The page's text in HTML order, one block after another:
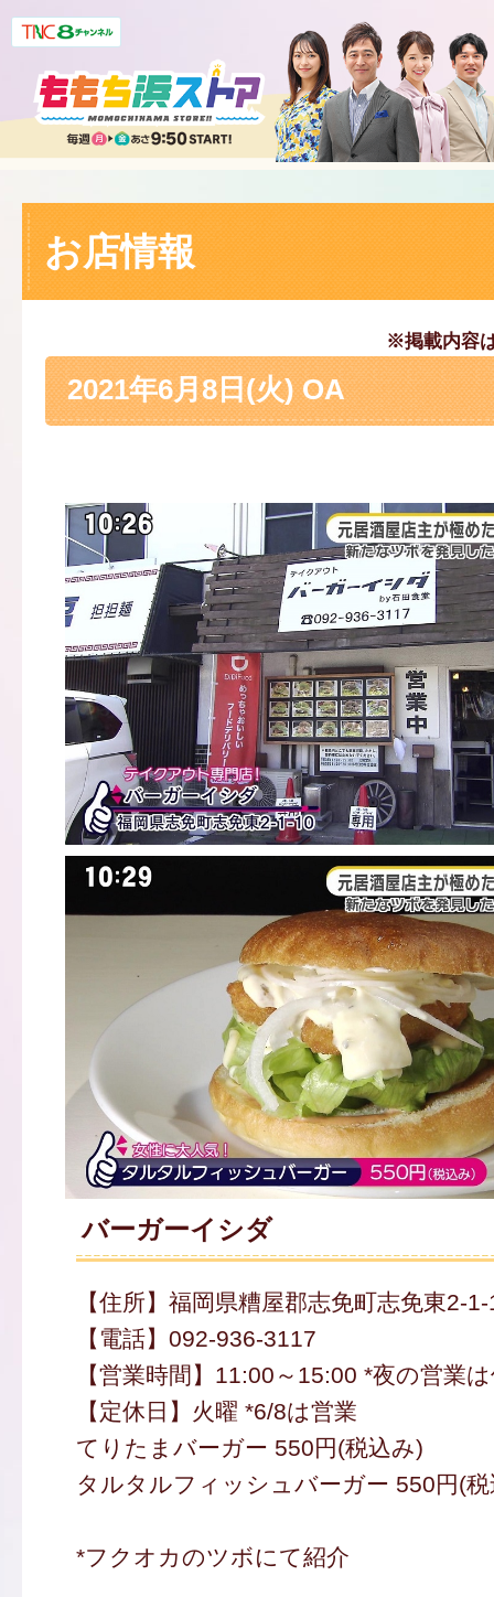
お店情報
※掲載内容
2021年6月8日(火) OA
バーガーイシダ
【住所】福岡県糟屋郡志免町志免東2-
【電話】092-936-3117
【営業時間】11:00～15:00 *夜の営業
【定休日】火曜 *6/8は営業
てりたまバーガー 550円(税込み)
タルタルフィッシュバーガー 550円(
*フクオカのツボにて紹介